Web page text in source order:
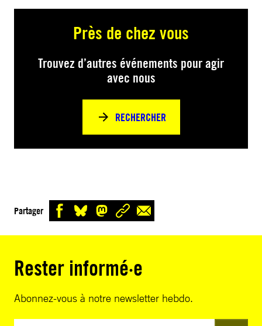
Près de chez vous
Trouvez d’autres événements pour agir
avec nous
RECHERCHER
Partager
Rester informé·e
Abonnez-vous à notre newsletter hebdo.